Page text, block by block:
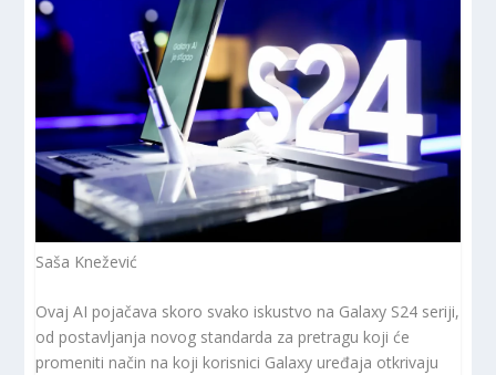
Saša Knežević
Ovaj AI pojačava skoro svako iskustvo na Galaxy S24 seriji,
od postavljanja novog standarda za pretragu koji će
promeniti način na koji korisnici Galaxy uređaja otkrivaju